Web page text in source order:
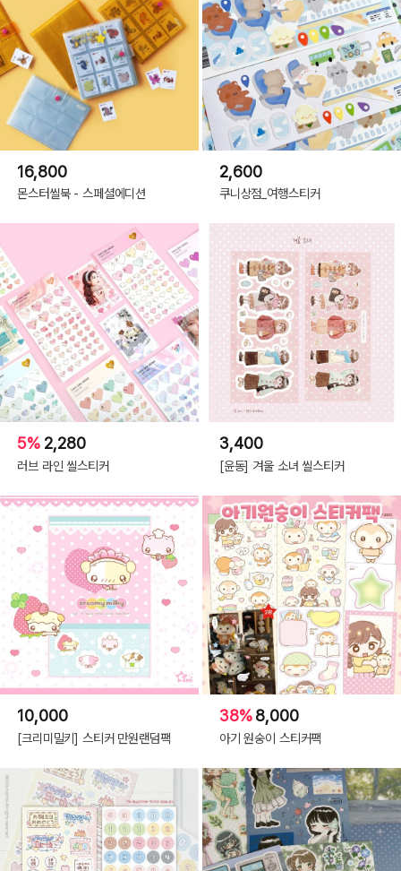
16,800
몬스터씰북 - 스페셜에디션
2,600
쿠니상점_여행스티커
5% 2,280
러브 라인 씰스티커
3,400
[윤동] 겨울 소녀 씰스티커
10,000
[크리미밀키] 스티커 만원랜덤팩
38%8,000
아기 원숭이 스티커팩